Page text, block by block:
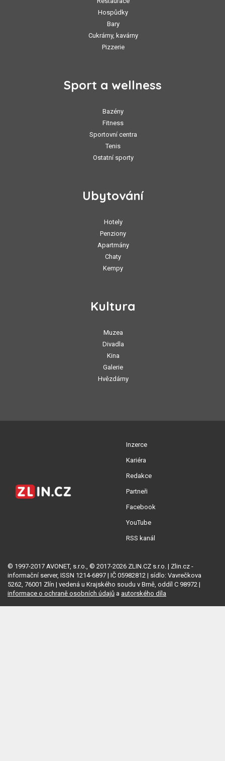
Hospůdky
Bary
Cukrárny, kavárny
Pizzerie
Sport a wellness
Bazény
Fitness
Sportovní centra
Tenis
Ostatní sporty
Ubytování
Hotely
Penziony
Apartmány
Chaty
Kempy
Kultura
Muzea
Divadla
Kina
Galerie
Hvězdárny
Inzerce
Kariéra
Redakce
Partneři
Facebook
YouTube
RSS kanál
© 1997-2017 AVONET, s.r.o., © 2017-2026 ZLIN.CZ s.r.o. | Zlin.cz -
informační server, ISSN 1214-6897 | IČ 05982812 | sídlo: Vavrečkova
5262, 76001 Zlín | vedená u Krajského soudu v Brně, oddíl C 98972 |
informace o ochraně osobních údajů a autorského díla